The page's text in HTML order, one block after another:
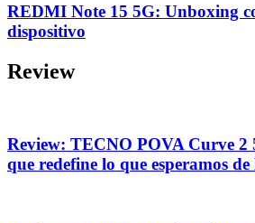
REDMI Note 15 5G: Unboxing
dispositivo
Review
Review: TECNO POVA Curve 2
que redefine lo que esperamos